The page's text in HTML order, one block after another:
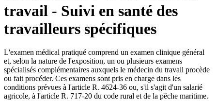
travail - Suivi en santé des
travailleurs spécifiques
L'examen médical pratiqué comprend un examen clinique général
et, selon la nature de l'exposition, un ou plusieurs examens
spécialisés complémentaires auxquels le médecin du travail procède
ou fait procéder. Ces examens sont pris en charge dans les
conditions prévues à l'article R. 4624-36 ou, s'il s'agit d'un salarié
agricole, à l'article R. 717-20 du code rural et de la pêche maritime.